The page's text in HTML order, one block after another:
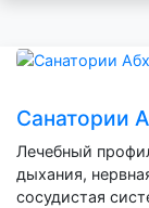
Санатории
Лечебный
дыхания,
сосудистая